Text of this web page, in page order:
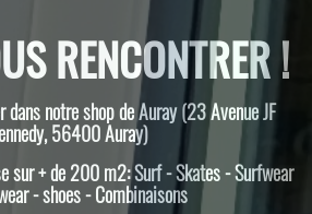
RENCONTRER !
dans notre shop de Auray (23 Avenue JF
56400 Auray)
sur + de 200 m2: Surf - Skates - Surfwear
- shoes - Combinaisons